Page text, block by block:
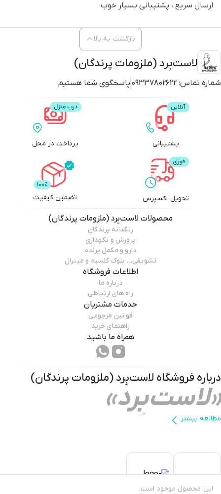
این محصول موجود است.
✔️ظرف شرکتی و پلمپ این محصول 250 میلی لیتر می‌باشد.
باتشکر
ارسال سریع ، پشتیبانی بسیار خوب
لاست‌بِرد (ملزومات پرندگان)
شماره تماس: 09337802622 پاسخگوی شما هستیم
بازگشت به بالا
پشتیبانی پرداخت در محل
تحویل اکسپرس تضمین کیفیت
محصولات لاست‌بِرد (ملزومات پرندگان)
رنگدانه پرندگان
پرورش و نگهداری
دارو و مکمل پرنده
تشویقی… بلوک کلسیم و مینرال
اطلاعات فروشگاه
درباره ما
راه های ارتباطی
خدمات مشتریان
قوانین مرجوعی
راهنمای خرید
همراه ما باشید
درباره فروشگاه لاست‌بِرد (ملزومات پرندگان)
«لاست‌بِرد»
مطالعه بیشتر